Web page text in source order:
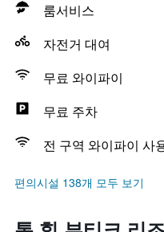
룸서비스
자전거 대여
무료 와이파이
무료 주차
전 구역 와이파이 사
편의시설 138개 모두 보기